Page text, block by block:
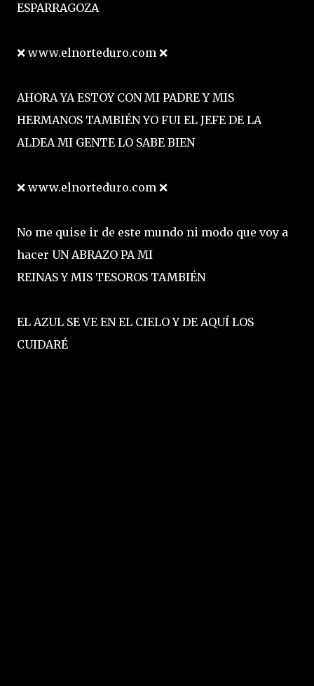
ESPARRAGOZA
❌ www.elnorteduro.com ❌
AHORA YA ESTOY CON MI PADRE Y MIS
HERMANOS TAMBIÉN YO FUI EL JEFE DE LA
ALDEA MI GENTE LO SABE BIEN
❌ www.elnorteduro.com ❌
No me quise ir de este mundo ni modo que voy a
hacer UN ABRAZO PA MI
REINAS Y MIS TESOROS TAMBIÉN
EL AZUL SE VE EN EL CIELO Y DE AQUÍ LOS
CUIDARÉ